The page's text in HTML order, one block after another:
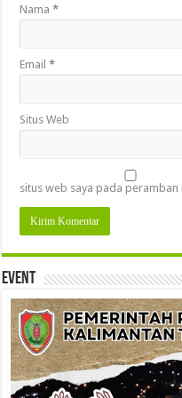
Nama*
Email*
Situs Web
situs web saya pada
Event